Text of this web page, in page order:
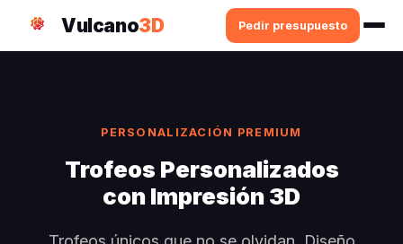
Vulcano3D Pedir presupuesto
PERSONALIZACIÓN PREMIUM
Trofeos Personalizados
con Impresión 3D